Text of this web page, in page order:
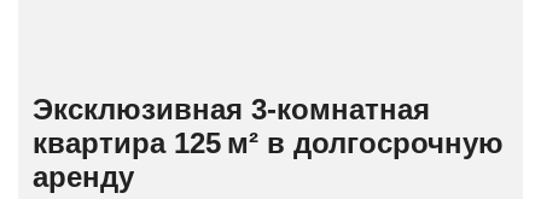
Эксклюзивная 3‑комнатная
квартира 125 м² в долгосрочную
аренду